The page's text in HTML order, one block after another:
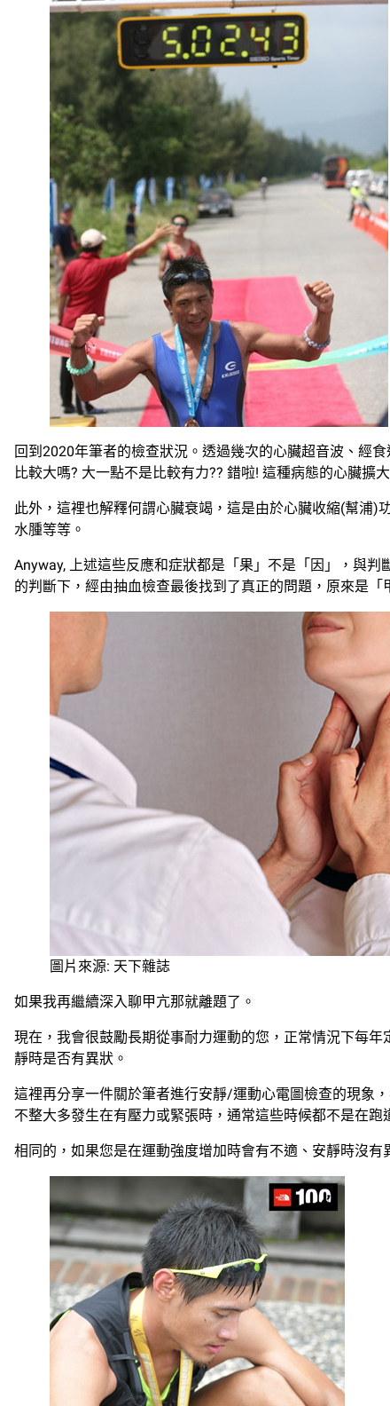
回到2020年筆者的檢查狀況。透過幾次的心臟超音波、經
比較大嗎? 大一點不是比較有力?? 錯啦! 這種病態的心臟擴
此外，這裡也解釋何謂心臟衰竭，這是由於心臟收縮(幫浦
水腫等等。
Anyway, 上述這些反應和症狀都是「果」不是「因」，與
的判斷下，經由抽血檢查最後找到了真正的問題，原來是「
圖片來源: 天下雜誌
如果我再繼續深入聊甲亢那就離題了。
現在，我會很鼓勵長期從事耐力運動的您，正常情況下每
靜時是否有異狀。
這裡再分享一件關於筆者進行安靜/運動心電圖檢查的現象
不整大多發生在有壓力或緊張時，通常這些時候都不是在跑
相同的，如果您是在運動強度增加時會有不適、安靜時沒